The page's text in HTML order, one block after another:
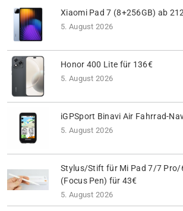
Xiaomi Pad 7 (8+256GB) ab
5. August 2026
Honor 400 Lite für 136€
5. August 2026
iGPSport Binavi Air Fahrrad-
5. August 2026
Stylus/Stift für Mi Pad 7/7 Pro/
(Focus Pen) für 43€
5. August 2026